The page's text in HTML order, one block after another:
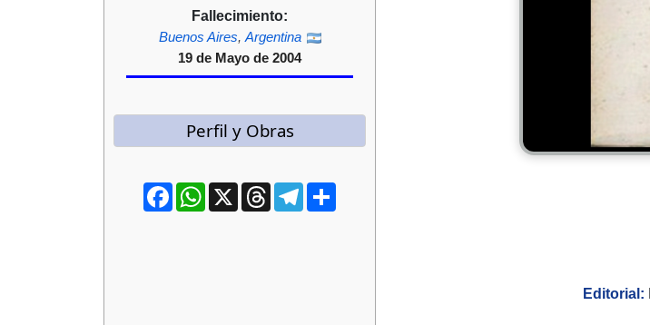
Fallecimiento:
Buenos Aires, Argentina
19 de Mayo de 2004
Perfil y Obras
FacebookWhatsApp
X ThreadsTelegram
Editorial: